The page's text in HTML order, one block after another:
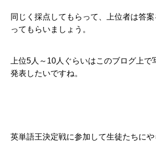
同じく採点してもらって、上位者は答
ってもらいましょう。
上位5人～10人ぐらいはこのブログ上で
発表したいですね。
英単語王決定戦に参加して生徒たちにや